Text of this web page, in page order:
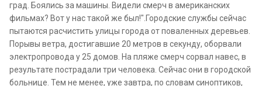
град. Боялись за машины. Видели смерч в американских
фильмах? Вот у нас такой же был!".Городские службы сейчас
пытаются расчистить улицы города от поваленных деревьев.
Порывы ветра, достигавшие 20 метров в секунду, оборвали
электропровода у 25 домов. На пляже смерч сорвал навес, в
результате пострадали три человека. Сейчас они в городской
больнице. Тем не менее, уже завтра, по словам синоптиков,